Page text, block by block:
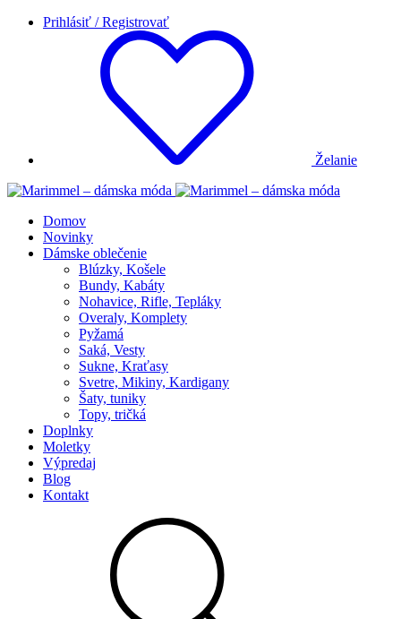
Prihlásiť / Registrovať
Želanie
Domov
Novinky
Dámske oblečenie
Blúzky, Košele
Bundy, Kabáty
Nohavice, Rifle, Tepláky
Overaly, Komplety
Pyžamá
Saká, Vesty
Sukne, Kraťasy
Svetre, Mikiny, Kardigany
Šaty, tuniky
Topy, tričká
Doplnky
Moletky
Výpredaj
Blog
Kontakt